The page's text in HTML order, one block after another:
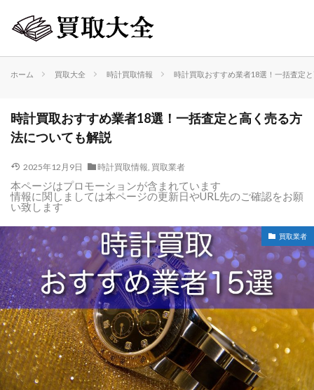
ホーム 買取大全 時計買取情報 時計買取おすすめ業者18選！一括査定
時計買取おすすめ業者18選！一括査定と高く売る方
法についても解説
2025年12月9日 時計買取情報, 買取業者
本ページはプロモーションが含まれています
情報に関しましては本ページの更新日やURL先のご確認をお願
い致します
買取業者